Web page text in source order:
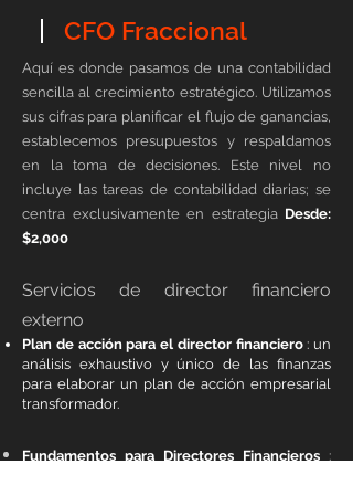
CFO Fraccional
Aquí es donde pasamos de una contabilidad
sencilla al crecimiento estratégico. Utilizamos
sus cifras para planificar el flujo de ganancias,
establecemos presupuestos y respaldamos
en la toma de decisiones. Este nivel no
incluye las tareas de contabilidad diarias; se
centra exclusivamente en estrategia Desde:
$2,000
Servicios de director financiero
externo
Plan de acción para el director financiero: un
análisis exhaustivo y único de las finanzas
para elaborar un plan de acción empresarial
transformador.
Fundamentos para Directores Financieros :